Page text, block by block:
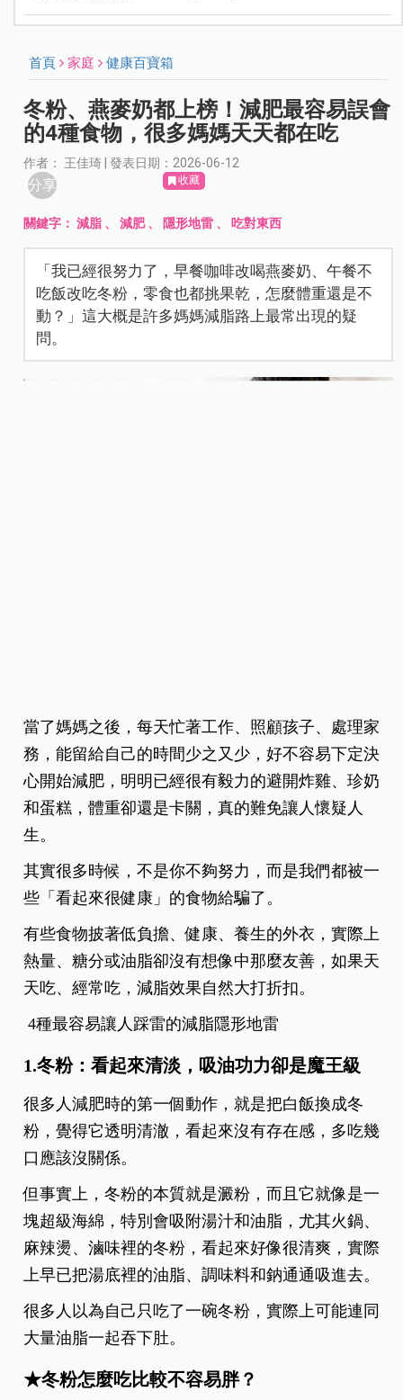
首頁 家庭 健康百寶箱
冬粉、燕麥奶都上榜！減肥最容易誤會
的4種食物，很多媽媽天天都在吃
作者： 王佳琦 | 發表日期：2026-06-12
分享 收藏
關鍵字：減脂 、減肥、 隱形地雷 、 吃對東西
「我已經很努力了，早餐咖啡改喝燕麥奶、午餐不
吃飯改吃冬粉，零食也都挑果乾，怎麼體重還是不
動？」這大概是許多媽媽減脂路上最常出現的疑
問。
當了媽媽之後，每天忙著工作、照顧孩子、處理家
務，能留給自己的時間少之又少，好不容易下定決
心開始減肥，明明已經很有毅力的避開炸雞、珍奶
和蛋糕，體重卻還是卡關，真的難免讓人懷疑人
生。
其實很多時候，不是你不夠努力，而是我們都被一
些「看起來很健康」的食物給騙了。
有些食物披著低負擔、健康、養生的外衣，實際上
熱量、糖分或油脂卻沒有想像中那麼友善，如果天
天吃、經常吃，減脂效果自然大打折扣。
4種最容易讓人踩雷的減脂隱形地雷
1.冬粉：看起來清淡，吸油功力卻是魔王級
很多人減肥時的第一個動作，就是把白飯換成冬
粉，覺得它透明清澈，看起來沒有存在感，多吃幾
口應該沒關係。
但事實上，冬粉的本質就是澱粉，而且它就像是一
塊超級海綿，特別會吸附湯汁和油脂， 尤其火鍋、
麻辣燙、滷味裡的冬粉，看起來好像很清爽，實際
上早已把湯底裡的油脂、調味料和鈉通通吸進去。
很多人以為自己只吃了一碗冬粉，實際上可能連同
大量油脂一起吞下肚。
★冬粉怎麼吃比較不容易胖？